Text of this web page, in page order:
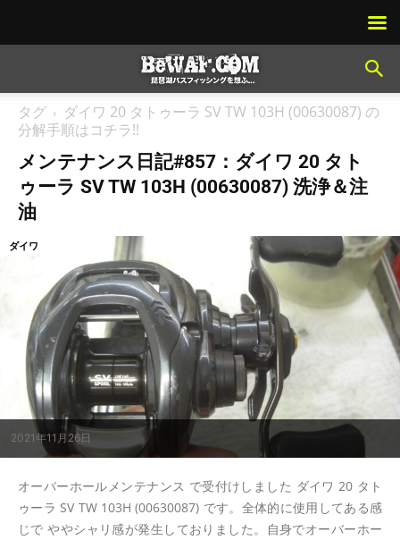
タグ
ダイワ 20 タトゥーラ SV TW 103H (00630087) の
分解手順はコチラ!!
メンテナンス日記#857：ダイワ 20 タト
ゥーラ SV TW 103H (00630087) 洗浄＆注
油
2021年11月26日
ダイワ
オーバーホールメンテナンス で受付けしました ダイワ 20 タト
ゥーラ SV TW 103H (00630087) です。全体的に使用してある感
じで ややシャリ感が発生しておりました。自身でオーバーホー